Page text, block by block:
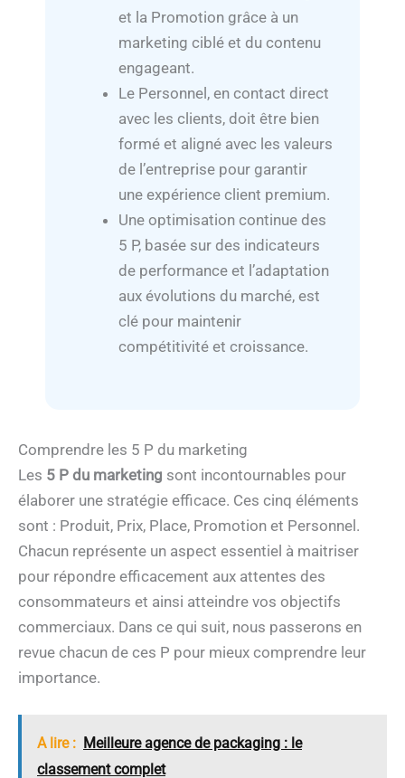
et la Promotion grâce à un
marketing ciblé et du contenu
engageant.
Le Personnel, en contact direct
avec les clients, doit être bien
formé et aligné avec les valeurs
de l’entreprise pour garantir
une expérience client premium.
Une optimisation continue des
5 P, basée sur des indicateurs
de performance et l’adaptation
aux évolutions du marché, est
clé pour maintenir
compétitivité et croissance.
Comprendre les 5 P du marketing
Les 5 P du marketing sont incontournables pour
élaborer une stratégie efficace. Ces cinq éléments
sont : Produit, Prix, Place, Promotion et Personnel.
Chacun représente un aspect essentiel à maitriser
pour répondre efficacement aux attentes des
consommateurs et ainsi atteindre vos objectifs
commerciaux. Dans ce qui suit, nous passerons en
revue chacun de ces P pour mieux comprendre leur
importance.
A lire : Meilleure agence de packaging : le
classement complet